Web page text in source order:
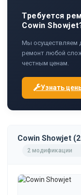
Требуется
Cowin
Мы осуществляем
ремонт любой
честным ценам.
Узнать
Cowin Showjet
2 модификации